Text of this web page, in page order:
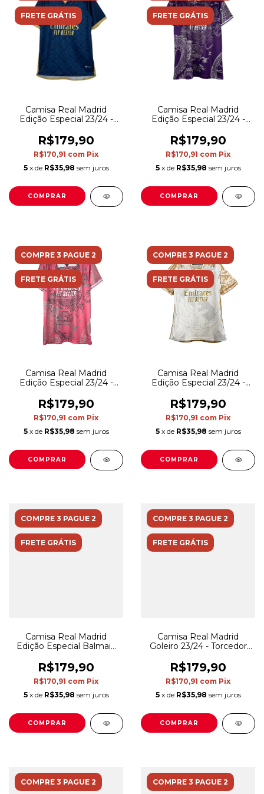
FRETE GRÁTIS
Camisa Real Madrid
Edição Especial 23/24 -
- Azul com detalhes em
dourado
R$179,90
R$170,91 com Pix
5 x de R$35,98 sem juros
COMPRAR
FRETE GRÁTIS
Camisa Real Madrid
Edição Especial 23/24 -
- Roxa com detalhes em
branco
R$179,90
R$170,91 com Pix
5 x de R$35,98 sem juros
COMPRAR
COMPRE 3 PAGUE 2
FRETE GRÁTIS
Camisa Real Madrid
Edição Especial 23/24 -
- Rosa com detalhes em
branco e cinza
R$179,90
R$170,91 com Pix
5 x de R$35,98 sem juros
COMPRAR
COMPRE 3 PAGUE 2
FRETE GRÁTIS
Camisa Real Madrid
Edição Especial 23/24 -
- Branca com detalhes em
dourado
R$179,90
R$170,91 com Pix
5 x de R$35,98 sem juros
COMPRAR
COMPRE 3 PAGUE 2
FRETE GRÁTIS
Camisa Real Madrid
Edição Especial Balmain
Masculina - Branca com
detalhes em preto
R$179,90
R$170,91 com Pix
5 x de R$35,98 sem juros
COMPRAR
COMPRE 3 PAGUE 2
FRETE GRÁTIS
Camisa Real Madrid
Goleiro 23/24 - Torcedor
com detalhes em amarelo
R$179,90
R$170,91 com Pix
5 x de R$35,98 sem juros
COMPRAR
COMPRE 3 PAGUE 2 COMPRE 3 PAGUE 2